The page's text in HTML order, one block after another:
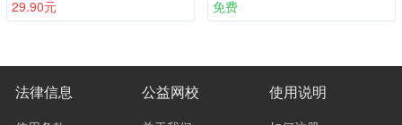
29.90元
免费
法律信息 公益网校 使用说明